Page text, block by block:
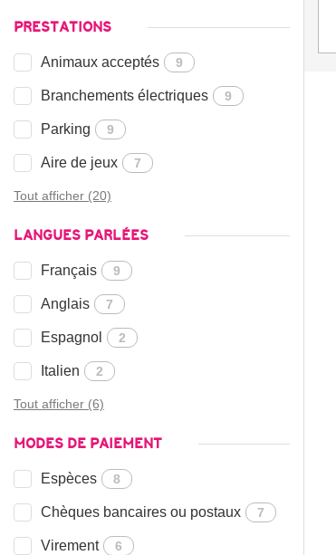
PRESTATIONS
Animaux acceptés 9
Branchements électriques 9
Parking 9
Aire de jeux 7
Tout afficher (20)
LANGUES PARLÉES
Français 9
Anglais 7
Espagnol 2
Italien 2
Tout afficher (6)
MODES DE PAIEMENT
Espèces 8
Chèques bancaires ou postaux 7
Virement 6